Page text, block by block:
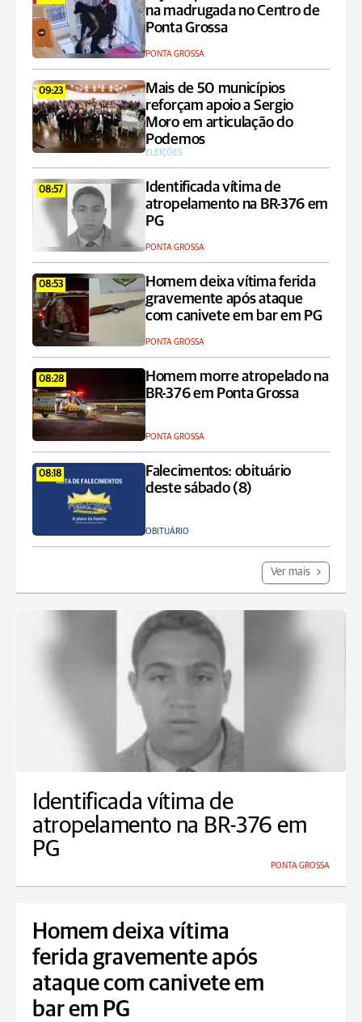
na madrugada no Centro de
Ponta Grossa
PONTA GROSSA
09:23
Mais de 50 municípios
reforçam apoio a Sergio
Moro em articulação do
Podemos
ELEIÇÕES
08:57
Identificada vítima de
atropelamento na BR-376 em
PG
PONTA GROSSA
08:53
Homem deixa vítima ferida
gravemente após ataque
com canivete em bar em PG
PONTA GROSSA
08:28
Homem morre atropelado na
BR-376 em Ponta Grossa
PONTA GROSSA
08:18
Falecimentos: obituário
deste sábado (8)
OBITUÁRIO
Ver mais
Identificada vítima de
atropelamento na BR-376 em
PG
PONTA GROSSA
Homem deixa vítima
ferida gravemente após
ataque com canivete em
bar em PG